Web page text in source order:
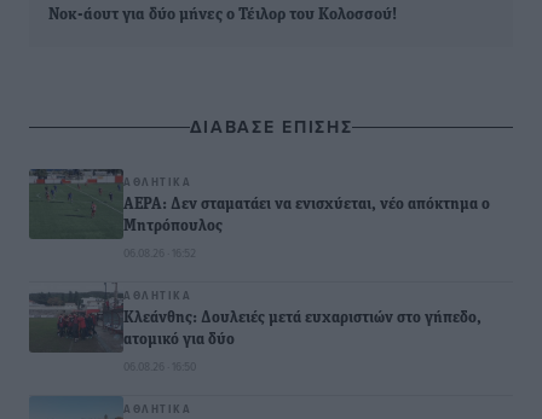
Νοκ-άουτ για δύο μήνες ο Τέιλορ του Κολοσσού!
ΔΙΑΒΑΣΕ ΕΠΙΣΗΣ
ΑΘΛΗΤΙΚΆ
ΑΕΡΑ: Δεν σταματάει να ενισχύεται, νέο απόκτημα ο
Μητρόπουλος
06.08.26 · 16:52
ΑΘΛΗΤΙΚΆ
Κλεάνθης: Δουλειές μετά ευχαριστιών στο γήπεδο,
ατομικό για δύο
06.08.26 · 16:50
ΑΘΛΗΤΙΚΆ